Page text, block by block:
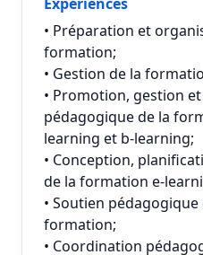
• Préparation et
formation;
• Gestion de la
• Promotion, gestion
pédagogique de la
learning et b-learning;
• Conception,
de la formation e-
• Soutien
formation;
• Coordination